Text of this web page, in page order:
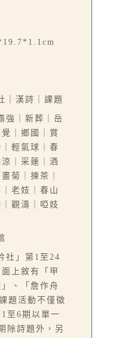
｜漢詩｜課題
強｜新葬｜岳
｜鄉國｜賞
輕氣球｜春
｜采蓮｜酒
菊｜揀茶｜
老妓｜春山
｜觀濤｜啞妓
社」第1至24
上敘有「甲
、「詹作舟
題活動不僅徵
至6期以單一
除詩題外，另